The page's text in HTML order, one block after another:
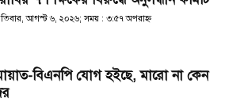
আগস্ট ৬, ২০২৬; সময় : ৩:৫৭ অপরাহ্ণ
বিএনপি যোগ হইছে, মারো না কেন